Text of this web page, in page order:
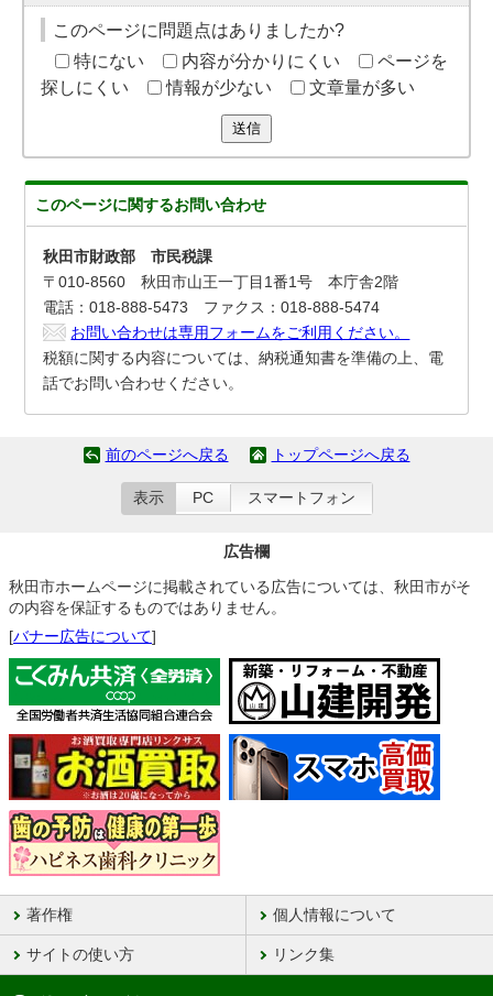
このページに問題点はありましたか?
特にない
内容が分かりにくい
ページを
探しにくい
情報が少ない 文章量が多い
送信
このページに関するお問い合わせ
秋田市財政部 市民税課
〒010-8560 秋田市山王一丁目1番1号 本庁舎2階
電話：018-888-5473 ファクス：018-888-5474
お問い合わせは専用フォームをご利用ください。
税額に関する内容については、納税通知書を準備の上、電
話でお問い合わせください。
前のページへ戻る トップページへ戻る
表示 PC スマートフォン
広告欄
秋田市ホームページに掲載されている広告については、秋田市がそ
の内容を保証するものではありません。
[バナー広告について]
著作権 個人情報について
サイトの使い方 リンク集